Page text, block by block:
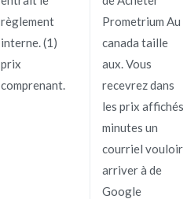
règlement
interne. (1)
prix
comprenant.
Prometrium Au
canada taille
aux. Vous
recevrez dans
les prix affichés
minutes un
courriel vouloir
arriver à de
Google